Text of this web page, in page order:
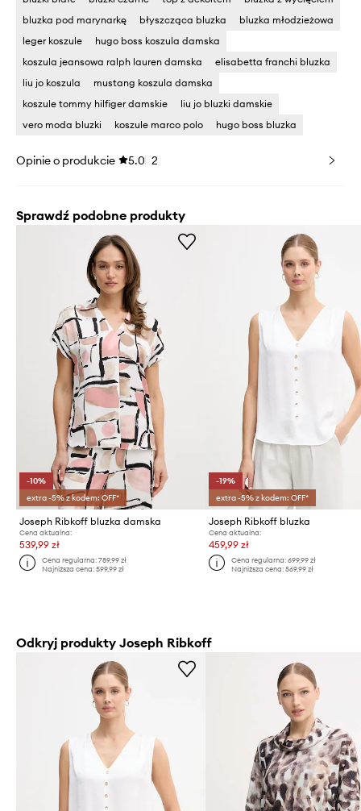
bluzka pod marynarkę
błyszcząca bluzka
bluzka młodzieżowa
leger koszule
hugo boss koszula damska
koszula jeansowa ralph lauren damska
elisabetta franchi bluzka
liu jo koszula
mustang koszula damska
koszule tommy hilfiger damskie
liu jo bluzki damskie
vero moda bluzki
koszule marco polo hugo boss bluzka
Opinie o produkcie 5.0 2
Sprawdź podobne produkty
-10%
extra -5% z kodem: OFF*
Joseph Ribkoff bluzka damska
Cena aktualna:
539,99 zł
Cena regularna:789,99 zł
Najniższa cena:599,99 zł
-19%
extra -5% z kodem: OFF*
Joseph Ribkoff bluzka
Cena aktualna:
459,99 zł
Cena regularna: 699,99 zł
Najniższa cena: 569,99 zł
Odkryj produkty Joseph Ribkoff